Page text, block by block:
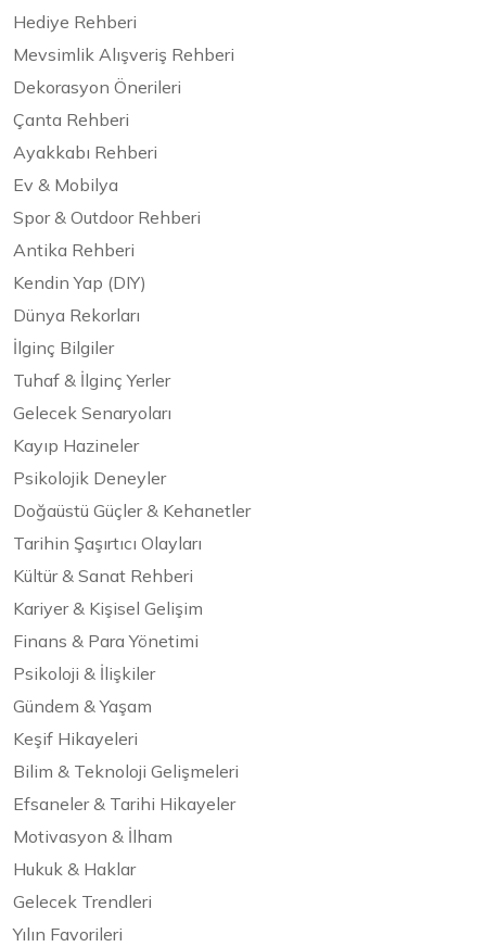
Hediye Rehberi
Mevsimlik Alışveriş Rehberi
Dekorasyon Önerileri
Çanta Rehberi
Ayakkabı Rehberi
Ev & Mobilya
Spor & Outdoor Rehberi
Antika Rehberi
Kendin Yap (DIY)
Dünya Rekorları
İlginç Bilgiler
Tuhaf & İlginç Yerler
Gelecek Senaryoları
Kayıp Hazineler
Psikolojik Deneyler
Doğaüstü Güçler & Kehanetler
Tarihin Şaşırtıcı Olayları
Kültür & Sanat Rehberi
Kariyer & Kişisel Gelişim
Finans & Para Yönetimi
Psikoloji & İlişkiler
Gündem & Yaşam
Keşif Hikayeleri
Bilim & Teknoloji Gelişmeleri
Efsaneler & Tarihi Hikayeler
Motivasyon & İlham
Hukuk & Haklar
Gelecek Trendleri
Yılın Favorileri